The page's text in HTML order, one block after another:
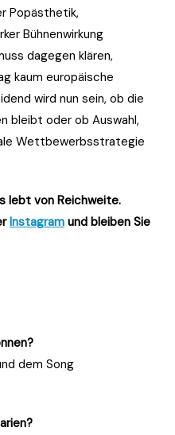
Popästhetik,
Bühnenwirkung
dagegen klären,
kaum europäische
wird nun sein, ob die
bleibt oder ob Auswahl,
Wettbewerbsstrategie
lebt von Reichweite.
Instagram und bleiben Sie
dem Song